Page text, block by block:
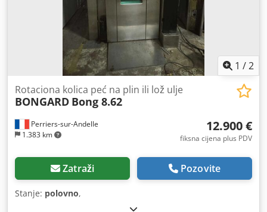
1 /2
Perriers-sur-Andelle
1.383 km
Rotaciona kolica peć na plin ili lož ulje
BONGARD Bong 8.62
12.900 €
fiksna cijena plus PDV
Zatraži Pozovite
Stanje: polovno,